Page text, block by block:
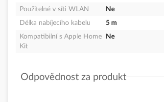
Použitelné v síti WLAN
Ne
Délka nabíjecího kabelu
5 m
Kompatibilní s Apple Home
Kit
Ne
GPSR Details
Odpovědnost za produkt